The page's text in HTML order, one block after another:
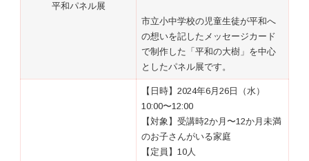
平和パネル展
市立小中学校の児童生徒が平和へ
の想いを記したメッセージカード
で制作した「平和の大樹」を中心
としたパネル展です。
【日時】2024年6月26日（水）
10:00〜12:00
【対象】受講時2か月〜12か月未満
のお子さんがいる家庭
【定員】10人